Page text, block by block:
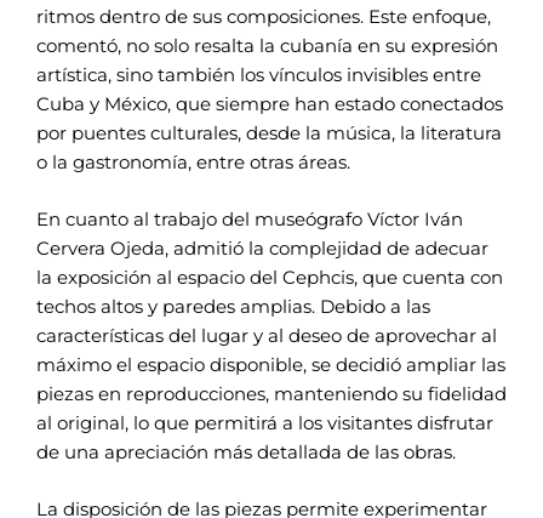
ritmos dentro de sus composiciones. Este enfoque,
comentó, no solo resalta la cubanía en su expresión
artística, sino también los vínculos invisibles entre
Cuba y México, que siempre han estado conectados
por puentes culturales, desde la música, la literatura
o la gastronomía, entre otras áreas.
En cuanto al trabajo del museógrafo Víctor Iván
Cervera Ojeda, admitió la complejidad de adecuar
la exposición al espacio del Cephcis, que cuenta con
techos altos y paredes amplias. Debido a las
características del lugar y al deseo de aprovechar al
máximo el espacio disponible, se decidió ampliar las
piezas en reproducciones, manteniendo su fidelidad
al original, lo que permitirá a los visitantes disfrutar
de una apreciación más detallada de las obras.
La disposición de las piezas permite experimentar